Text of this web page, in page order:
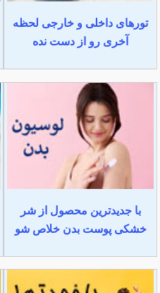
تورهای داخلی و خارجی لحظه
آخری رو از دست نده
با جدیدترین محصول از شر
خشکی پوست بدن خلاص شو